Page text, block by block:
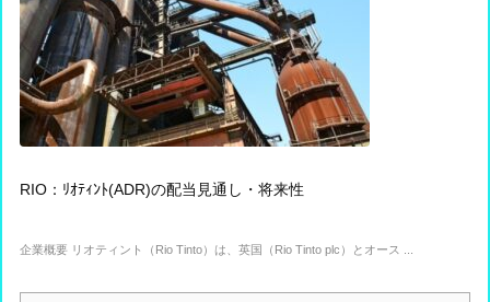
RIO：ﾘｵﾃｨﾝﾄ(ADR)の配当見通し・将来性
企業概要 リオティント（Rio Tinto）は、英国（Rio Tinto plc）とオース ...